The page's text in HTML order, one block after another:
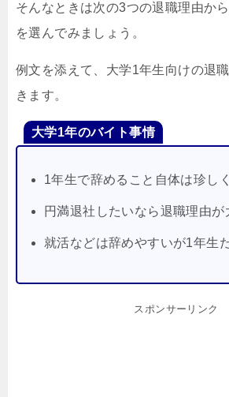
そんなときは次の3つの退職理由か
を選んでみましょう。
例文を添えて、大学1年生向けの退
きます。
大学1年のバイト事情
1年生で辞めること自体は珍し
円満退社したいなら退職理由が
就活などは辞めやすいが1年生
スポンサーリンク